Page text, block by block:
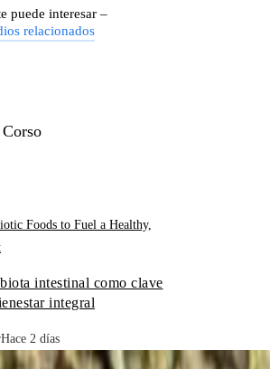
puede interesar –
relacionados
intestinal como clave
integral
Hace 2 días